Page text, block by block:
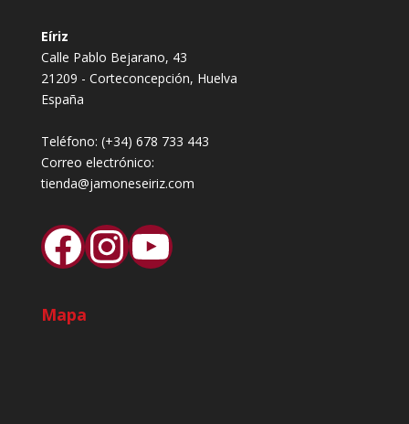
Eíriz
Calle Pablo Bejarano, 43
21209 - Corteconcepción, Huelva
España
Teléfono: (+34) 678 733 443
Correo electrónico:
tienda@jamoneseiriz.com
Facebook
Instagram
YouTube
Mapa